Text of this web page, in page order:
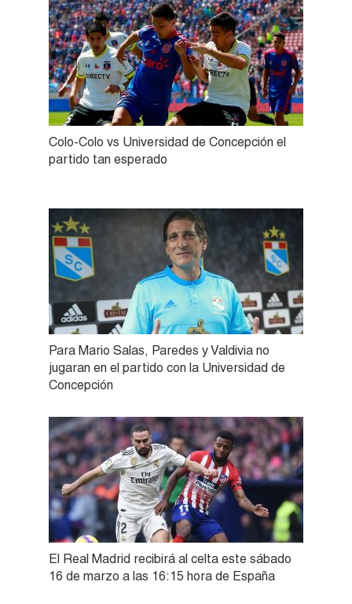
Colo-Colo vs Universidad de Concepción el
partido tan esperado
Para Mario Salas, Paredes y Valdivia no
jugaran en el partido con la Universidad de
Concepción
El Real Madrid recibirá al celta este sábado
16 de marzo a las 16:15 hora de España